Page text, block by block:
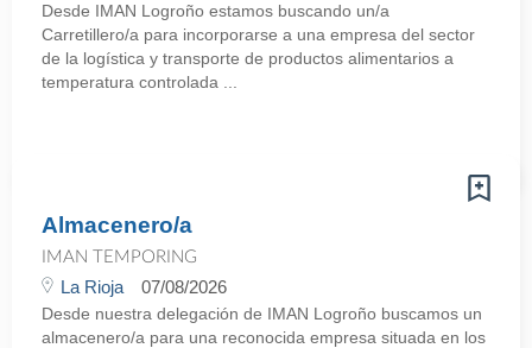
Desde IMAN Logroño estamos buscando un/a
Carretillero/a para incorporarse a una empresa del sector
de la logística y transporte de productos alimentarios a
temperatura controlada ...
Almacenero/a
IMAN TEMPORING
La Rioja 07/08/2026
Desde nuestra delegación de IMAN Logroño buscamos un
almacenero/a para una reconocida empresa situada en los